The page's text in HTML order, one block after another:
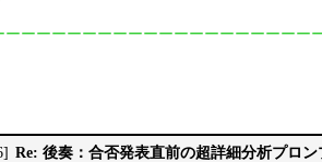
ーーーーーーーーーーーーーーーーーーー
Re: 後奏：合否発表直前の超詳細分析プロ